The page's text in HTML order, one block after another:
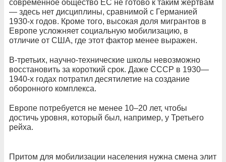
современное общество ЕС не готово к таким жертвам
— здесь нет дисциплины, сравнимой с Германией
1930-х годов. Кроме того, высокая доля мигрантов в
Европе усложняет социальную мобилизацию, в
отличие от США, где этот фактор менее выражен.
В-третьих, научно-технические школы невозможно
восстановить за короткий срок. Даже СССР в 1930—
1940-х годах потратил десятилетие на создание
оборонного комплекса.
Европе потребуется не менее 10–20 лет, чтобы
достичь уровня, который был, например, у Третьего
рейха.
Притом для мобилизации населения нужна смена элит